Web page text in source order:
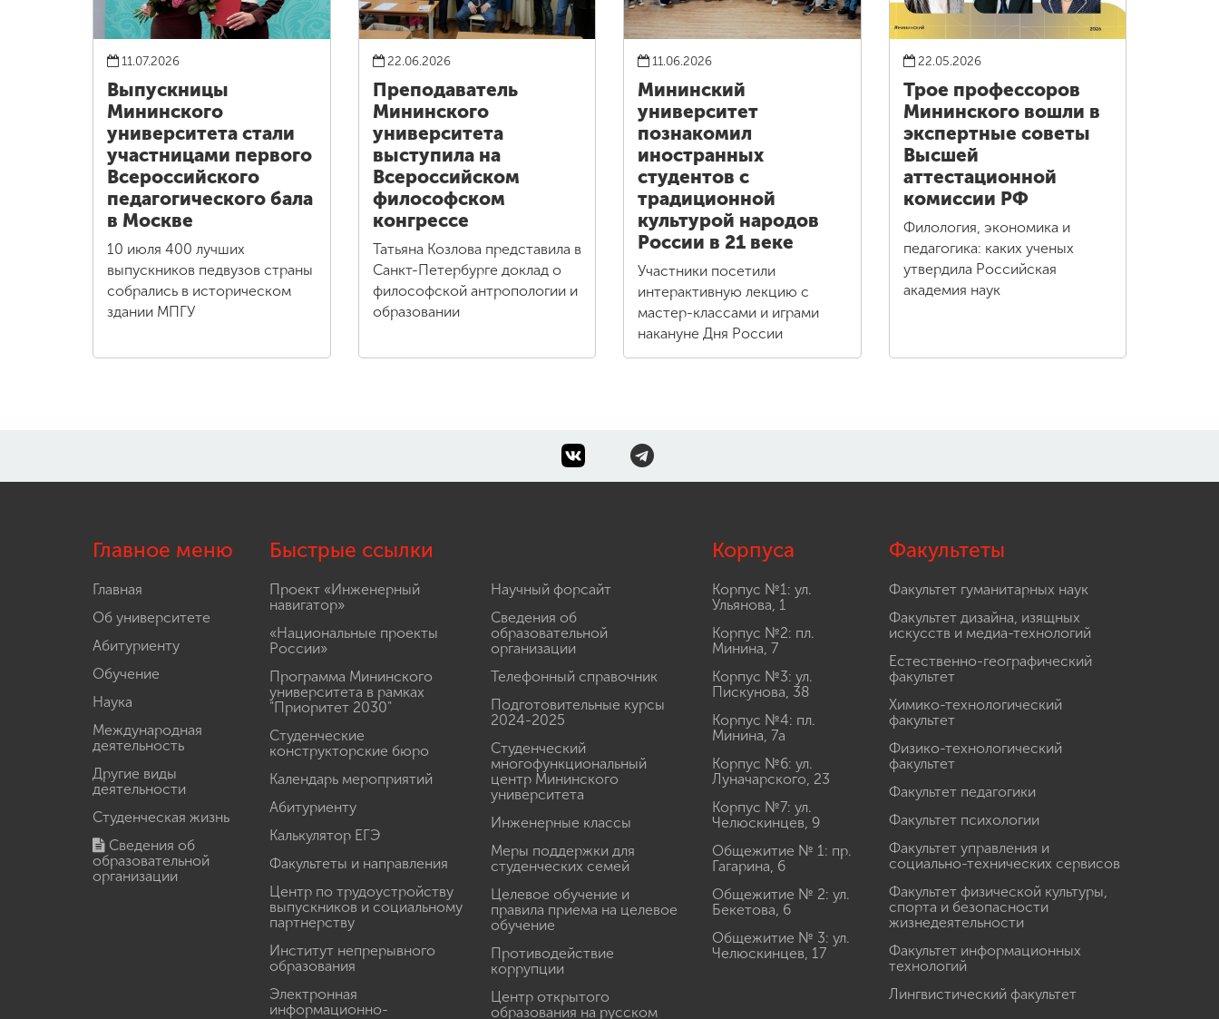
11.07.2026
Выпускницы
Мининского
университета стали
участницами первого
Всероссийского
педагогического бала
в Москве
10 июля 400 лучших
выпускников педвузов страны
собрались в историческом
здании МПГУ
22.06.2026
Преподаватель
Мининского
университета
выступила на
Всероссийском
философском
конгрессе
Татьяна Козлова представила в
Санкт-Петербурге доклад о
философской антропологии и
образовании
11.06.2026
Мининский
университет
познакомил
иностранных
студентов с
традиционной
культурой народов
России в 21 веке
Участники посетили
интерактивную лекцию с
мастер-классами и играми
накануне Дня России
22.05.2026
Трое профессоров
Мининского вошли в
экспертные советы
Высшей
аттестационной
комиссии РФ
Филология, экономика и
педагогика: каких ученых
утвердила Российская
академия наук
Главное меню
Главная
Об университете
Абитуриенту
Обучение
Наука
Международная
деятельность
Другие виды
деятельности
Студенческая жизнь
Сведения об
образовательной
организации
Быстрые ссылки
Проект «Инженерный
навигатор»
«Национальные проекты
России»
Программа Мининского
университета в рамках
"Приоритет 2030"
Студенческие
конструкторские бюро
Календарь мероприятий
Абитуриенту
Калькулятор ЕГЭ
Факультеты и направления
Центр по трудоустройству
выпускников и социальному
партнерству
Институт непрерывного
образования
Электронная
информационно-
Научный форсайт
Сведения об
образовательной
организации
Телефонный справочник
Подготовительные курсы
2024-2025
Студенческий
многофункциональный
центр Мининского
университета
Инженерные классы
Меры поддержки для
студенческих семей
Целевое обучение и
правила приема на целевое
обучение
Противодействие
коррупции
Центр открытого
образования на русском
Корпуса
Корпус №1: ул.
Ульянова, 1
Корпус №2: пл.
Минина, 7
Корпус №3: ул.
Пискунова, 38
Корпус №4: пл.
Минина, 7а
Корпус №6: ул.
Луначарского, 23
Корпус №7: ул.
Челюскинцев, 9
Общежитие № 1: пр.
Гагарина, 6
Общежитие № 2: ул.
Бекетова, 6
Общежитие № 3: ул.
Челюскинцев, 17
Факультеты
Факультет гуманитарных наук
Факультет дизайна, изящных
искусств и медиа-технологий
Естественно-географический
факультет
Химико-технологический
факультет
Физико-технологический
факультет
Факультет педагогики
Факультет психологии
Факультет управления и
социально-технических сервисов
Факультет физической культуры,
спорта и безопасности
жизнедеятельности
Факультет информационных
технологий
Лингвистический факультет